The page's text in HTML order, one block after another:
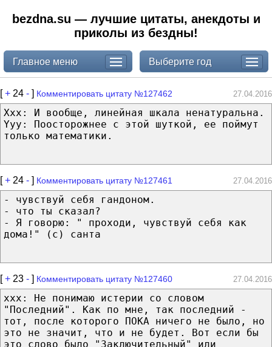
bezdna.su — лучшие цитаты, анекдоты и
приколы из бездны!
Главное меню Выберите год
[+ 24 - ] Комментировать цитату №127462 27.04.2016
Xxx: И вообще, линейная шкала ненатуральна.
Yyy: Поосторожнее с этой шуткой, ее поймут
только математики.
[+ 24 - ] Комментировать цитату №127461 27.04.2016
- чувствуй себя гандоном.
- что ты сказал?
- Я говорю: " проходи, чувствуй себя как
дома!" (с) санта
[+ 23 - ] Комментировать цитату №127460 27.04.2016
ххх: Не понимаю истерии со словом
"Последний". Как по мне, так последний -
тот, после которого ПОКА ничего не было, но
это не значит, что и не будет. Вот если бы
это слово было "Заключительный" или